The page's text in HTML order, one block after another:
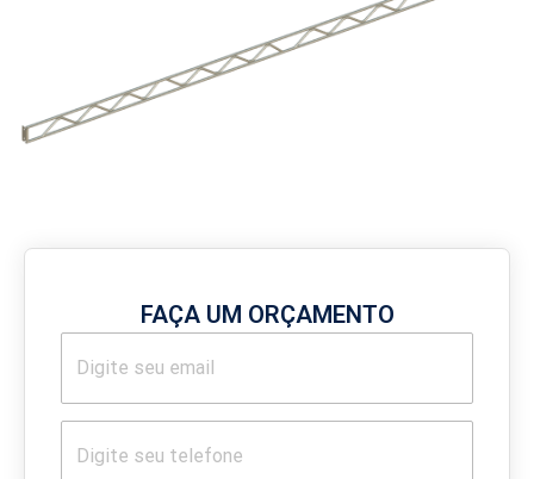
FAÇA UM ORÇAMENTO